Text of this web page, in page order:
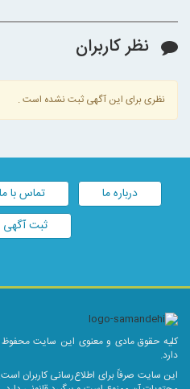
نظر کاربران
نظری برای این آگهی ثبت نشده است .
درباره ما تماس با ما
ثبت آگهی
کلیه حقوق مادی و معنوی این سایت محفوظ
دارد.
این سایت صرفاً برای اطلاع‌رسانی کاربران